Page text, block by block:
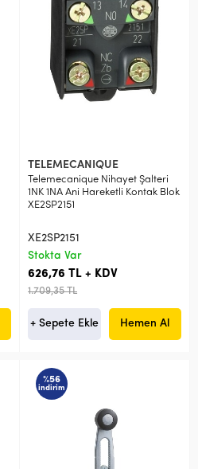
TELEMECANIQUE
Telemecanique Nihayet Şalteri
1NK 1NA Ani Hareketli Kontak Blok
XE2SP2151
XE2SP2151
Stokta Var
626,76 TL + KDV
1.709,35 TL
+ Sepete Ekle Hemen Al
%56
indirim